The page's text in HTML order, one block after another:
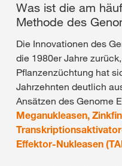
Was ist die am
Methode des
Die Innovationen des
die 1980er Jahre
Pflanzenzüchtung hat
Jahrzehnten deutlich
Ansätzen des Genome
Meganukleasen,
Effektor‑Nukleasen